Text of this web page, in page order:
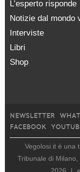
L’esperto risponde
Notizie dal mondo
Interviste
Libri
Shop
NEWSLETTER
FACEBOOK
Vegolosi.it è una
Tribunale di